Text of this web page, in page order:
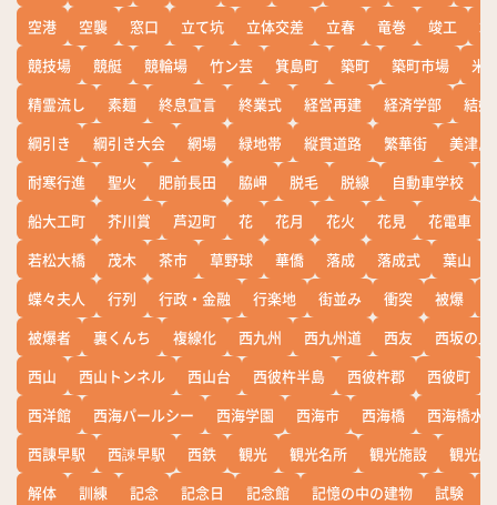
空港
空襲 窓口 立て坑 立体交差 立春 竜巻 竣工
競技場
競艇 競輪場 竹ン芸 箕島町 築町 築町市場
米
精霊流し
素麺 終息宣言 終業式 経営再建 経済学部
結婚
綱引き
綱引き大会 網場 緑地帯 縦貫道路 繁華街
美津島
耐寒行進
聖火 肥前長田 脇岬 脱毛 脱線 自動車学校
船大工町
芥川賞 芦辺町 花 花月 花火 花見 花電車
若松大橋
茂木 茶市 草野球 華僑 落成 落成式 葉山
蝶々夫人
行列 行政・金融 行楽地 街並み 衝突 被爆
被爆者
裏くんち 複線化 西九州 西九州道 西友
西坂の丘
西山
西山トンネル 西山台 西彼杵半島 西彼杵郡 西彼町
西洋館
西海パールシー 西海学園 西海市 西海橋
西海橋水
西諌早駅
西諫早駅 西鉄 観光 観光名所 観光施設
観光船
解体
訓練 記念 記念日 記念館 記憶の中の建物 試験